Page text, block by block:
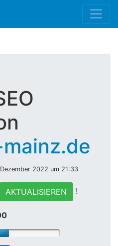
2022 um 21:33
AKTUALISIEREN !